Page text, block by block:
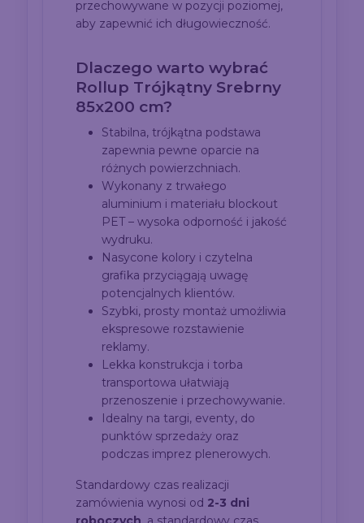
przechowywane w pozycji poziomej,
aby zapewnić ich długowieczność.
Dlaczego warto wybrać
Rollup Trójkątny Srebrny
85x200 cm?
Stabilna, trójkątna podstawa
zapewnia pewne oparcie na
różnych powierzchniach.
Wykonany z trwałego
aluminium i materiału blockout
PET – wysoka odporność i jakość
wydruku.
Nasycone kolory i czytelna
grafika przyciągają uwagę
potencjalnych klientów.
Szybki, prosty montaż umożliwia
ekspresowe rozstawienie
reklamy.
Lekka konstrukcja i torba
transportowa ułatwiają
przenoszenie i przechowywanie.
Idealny na targi, eventy, do
punktów sprzedaży oraz
podczas imprez plenerowych.
Standardowy czas realizacji
zamówienia wynosi od 2-3 dni